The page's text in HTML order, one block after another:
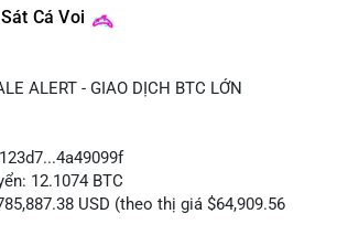
Cá Voi
ALERT - GIAO DỊCH BTC LỚN
12.1074 BTC
USD (theo thị giá $64,909.56